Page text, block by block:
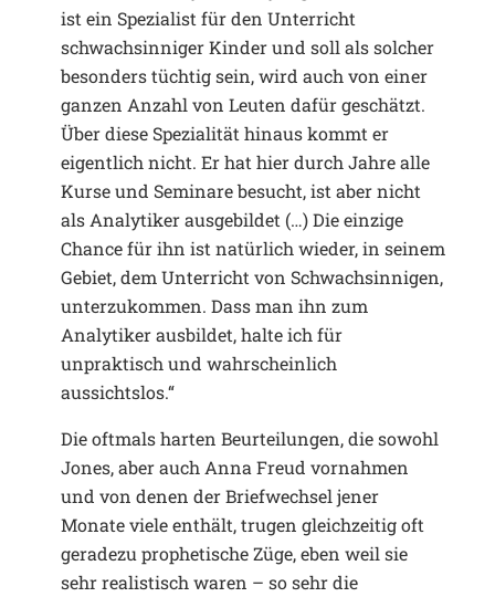
ist ein Spezialist für den Unterricht
schwachsinniger Kinder und soll als solcher
besonders tüchtig sein, wird auch von einer
ganzen Anzahl von Leuten dafür geschätzt.
Über diese Spezialität hinaus kommt er
eigentlich nicht. Er hat hier durch Jahre alle
Kurse und Seminare besucht, ist aber nicht
als Analytiker ausgebildet (…) Die einzige
Chance für ihn ist natürlich wieder, in seinem
Gebiet, dem Unterricht von Schwachsinnigen,
unterzukommen. Dass man ihn zum
Analytiker ausbildet, halte ich für
unpraktisch und wahrscheinlich
aussichtslos.“
Die oftmals harten Beurteilungen, die sowohl
Jones, aber auch Anna Freud vornahmen
und von denen der Briefwechsel jener
Monate viele enthält, trugen gleichzeitig oft
geradezu prophetische Züge, eben weil sie
sehr realistisch waren – so sehr die